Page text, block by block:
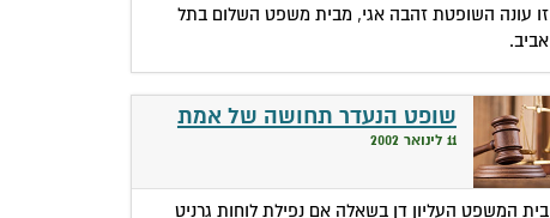
זו עונה השופטת זהבה אגי, מבית משפט השלום בתל
אביב.
שופט הנעדר תחושה של אמת
11 לינואר 2002
בית המשפט העליון דן בשאלה אם נפילת לוחות גרניט